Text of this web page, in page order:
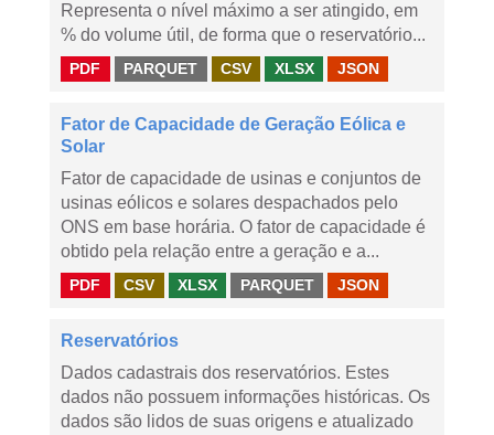
Representa o nível máximo a ser atingido, em
% do volume útil, de forma que o reservatório...
PDF PARQUET CSV XLSX JSON
Fator de Capacidade de Geração Eólica e
Solar
Fator de capacidade de usinas e conjuntos de
usinas eólicos e solares despachados pelo
ONS em base horária. O fator de capacidade é
obtido pela relação entre a geração e a...
PDF CSV XLSX PARQUET JSON
Reservatórios
Dados cadastrais dos reservatórios. Estes
dados não possuem informações históricas. Os
dados são lidos de suas origens e atualizado